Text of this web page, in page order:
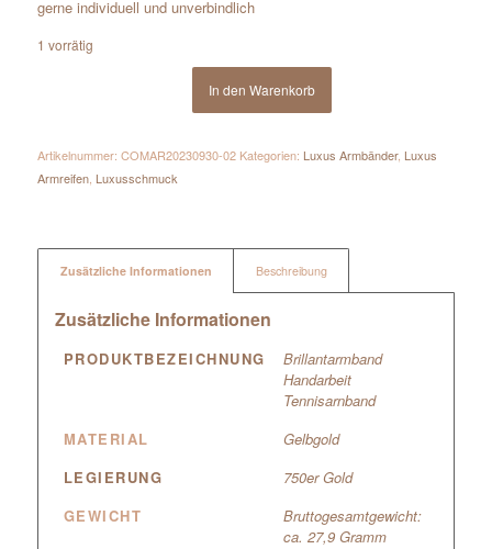
gerne individuell und unverbindlich
1 vorrätig
In den Warenkorb
Artikelnummer: COMAR20230930-02 Kategorien: Luxus Armbänder, Luxus
Armreifen, Luxusschmuck
Zusätzliche Informationen Beschreibung
Zusätzliche Informationen
PRODUKTBEZEICHNUNG
Brillantarmband
Handarbeit
Tennisarnband
MATERIAL
Gelbgold
LEGIERUNG
750er Gold
GEWICHT
Bruttogesamtgewicht:
ca. 27,9 Gramm